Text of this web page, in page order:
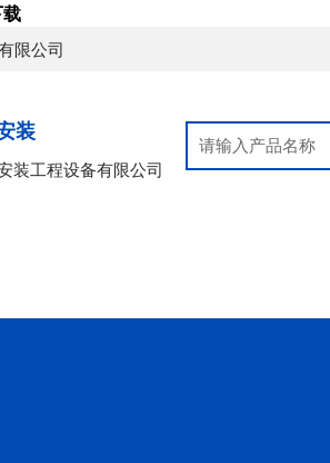
限公司
装
装工程设备有限公司